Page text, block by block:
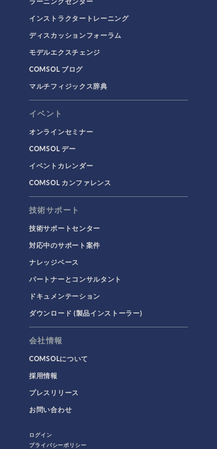
伝熱
分子流
多孔質材料流れ
流体流れの粒子追跡
計算流体力学（CFD）
電磁気学
プラズマ物理
低周波電磁気学
光線光学
半導体デバイス
波動光学
タグ
3Dプリンティング
AC/DC モジュール
AC/DCモジュール
CAD インポートモジュール
IoT
MEMS モジュール
MEMSモジュール
RF モジュール
カンファレンス
インストラクタートレーニング
ディスカッションフォーラム
モデルエクスチェンジ
COMSOL ブログ
マルチフィジックス辞典
イベント
オンラインセミナー
COMSOL デー
イベントカレンダー
COMSOL カンファレンス
技術サポート
技術サポートセンター
対応中のサポート案件
ナレッジベース
パートナーとコンサルタント
ドキュメンテーション
ダウンロード (製品インストーラー)
会社情報
COMSOLについて
採用情報
プレスリリース
お問い合わせ
ログイン
プライバシーポリシー